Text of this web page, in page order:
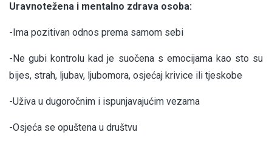
Uravnotežena i mentalno zdrava osoba:
-Ima pozitivan odnos prema samom sebi
-Ne gubi kontrolu kad je suočena s emocijama kao sto su
bijes, strah, ljubav, ljubomora, osjećaj krivice ili tjeskobe
-Uživa u dugoročnim i ispunjavajućim vezama
-Osjeća se opuštena u društvu